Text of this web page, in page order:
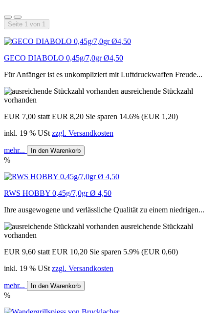
Seite 1 von 1
GECO DIABOLO 0,45g/7,0gr Ø4,50
Für Anfänger ist es unkompliziert mit Luftdruckwaffen Freude...
ausreichende Stückzahl
vorhanden
EUR 7,00 statt EUR 8,20 Sie sparen 14.6% (EUR 1,20)
inkl. 19 % USt zzgl. Versandkosten
mehr... In den Warenkorb
%
RWS HOBBY 0,45g/7,0gr Ø 4,50
Ihre ausgewogene und verlässliche Qualität zu einem niedrigen...
ausreichende Stückzahl
vorhanden
EUR 9,60 statt EUR 10,20 Sie sparen 5.9% (EUR 0,60)
inkl. 19 % USt zzgl. Versandkosten
mehr... In den Warenkorb
%